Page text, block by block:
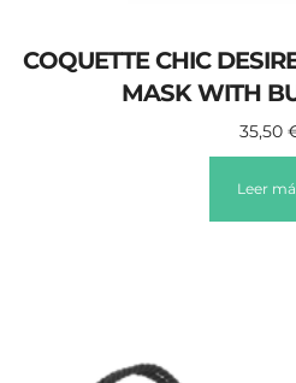
COQUETTE CHIC
MASK WITH
35,50
Leer